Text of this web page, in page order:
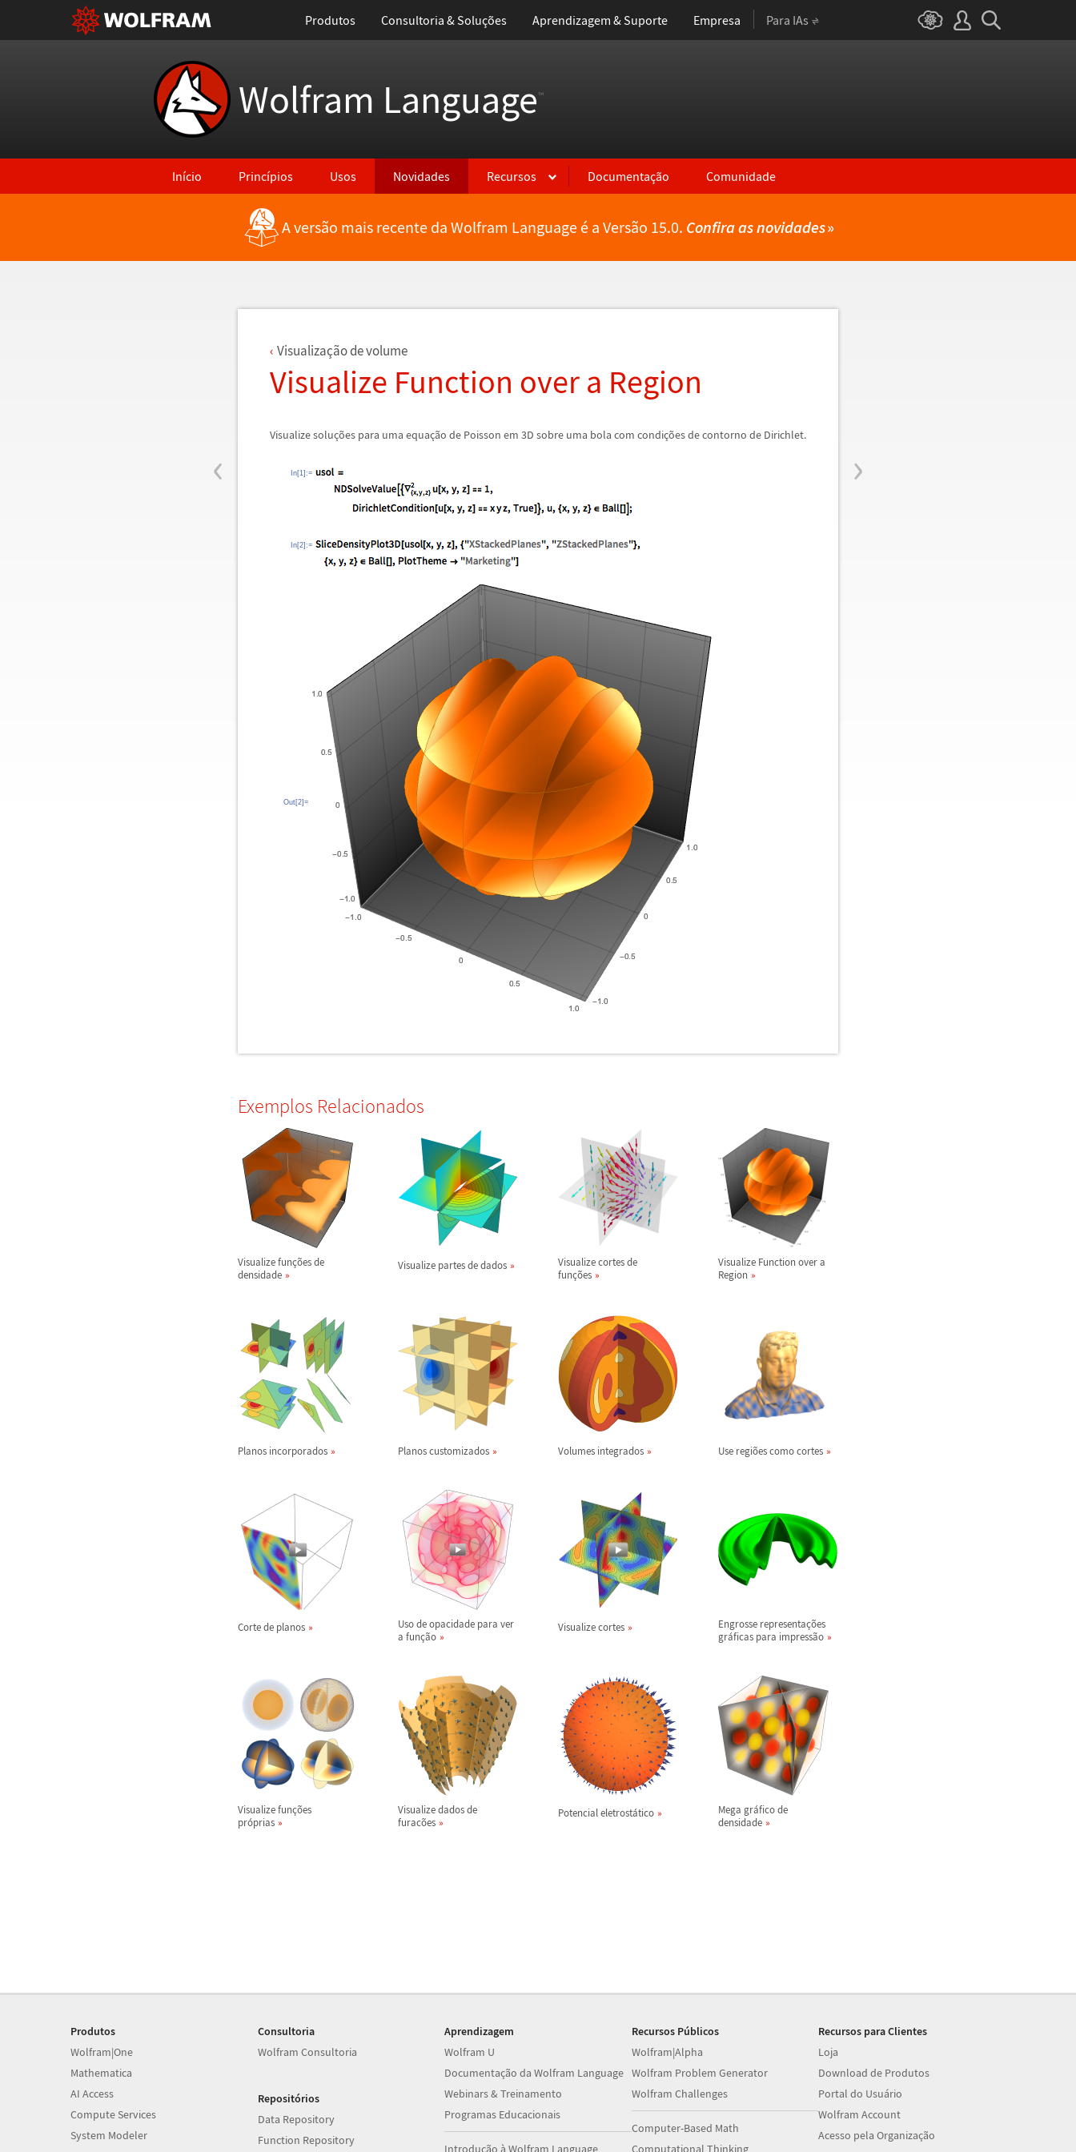
Produtos Consultoria & Soluções Aprendizagem & Suporte Empresa Para IAs
Wolfram Language™
Início Princípios Usos Novidades Recursos Documentação Comunidade
Voltar para Últimas NovidadesA versão mais recente da Wolfram Language é a Versão 15.0. Confira as novidades»
‹ ›
Visualização de volume
Visualize Function over a Region
Visualize soluções para uma equação de Poisson em 3D sobre uma bola com condições de contorno de Dirichlet.
In[1]:=
In[2]:=
Out[2]=
Exemplos Relacionados
Visualize funções de
densidade
Visualize partes de dados
Visualize cortes de
funções
Visualize Function over a
Region
Planos incorporados Planos customizados Volumes integrados Use regiões como cortes
Corte de planos
Uso de opacidade para ver
a função
Visualize cortes Engrosse representações
gráficas para impressão
Visualize funções
próprias
Visualize dados de
furacões
Potencial eletrostático Mega gráfico de
densidade
Produtos
Wolfram|One
Mathematica
AI Access
Compute Services
System Modeler
Consultoria
Wolfram Consultoria
Repositórios
Data Repository
Function Repository
Aprendizagem
Wolfram U
Documentação da Wolfram Language
Webinars & Treinamento
Programas Educacionais
Introdução à Wolfram Language
Recursos Públicos
Wolfram|Alpha
Wolfram Problem Generator
Wolfram Challenges
Computer-Based Math
Computational Thinking
Recursos para Clientes
Loja
Download de Produtos
Portal do Usuário
Wolfram Account
Acesso pela Organização